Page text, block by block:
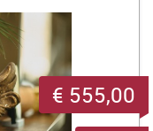
€ 555,00